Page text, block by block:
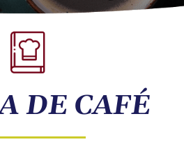
DE CAFÉ